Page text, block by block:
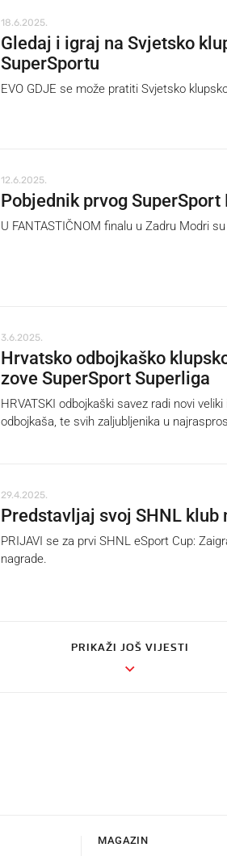
18.6.2025.
Gledaj i igraj na Svjetsko
SuperSportu
EVO GDJE se može pratiti Svjetsko
12.6.2025.
Pobjednik prvog
U FANTASTIČNOM finalu u Zadru Modri
3.6.2025.
Hrvatsko odbojkaško
zove SuperSport Superliga
HRVATSKI odbojkaški savez radi novi
odbojkaša, te svih zaljubljenika u
29.4.2025.
Predstavljaj svoj SHNL klub
PRIJAVI se za prvi SHNL eSport Cup:
nagrade.
PRIKAŽI JOŠ VIJESTI
MAGAZIN